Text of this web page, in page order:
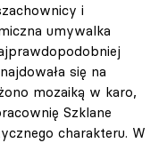
i
umywalka
się na
mozaiką w karo,
Szklane
charakteru. W